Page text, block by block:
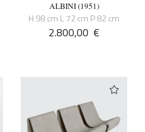
ALBINI (1951)
H 98 cm L 72 cm P 82 cm
2.800,00 €